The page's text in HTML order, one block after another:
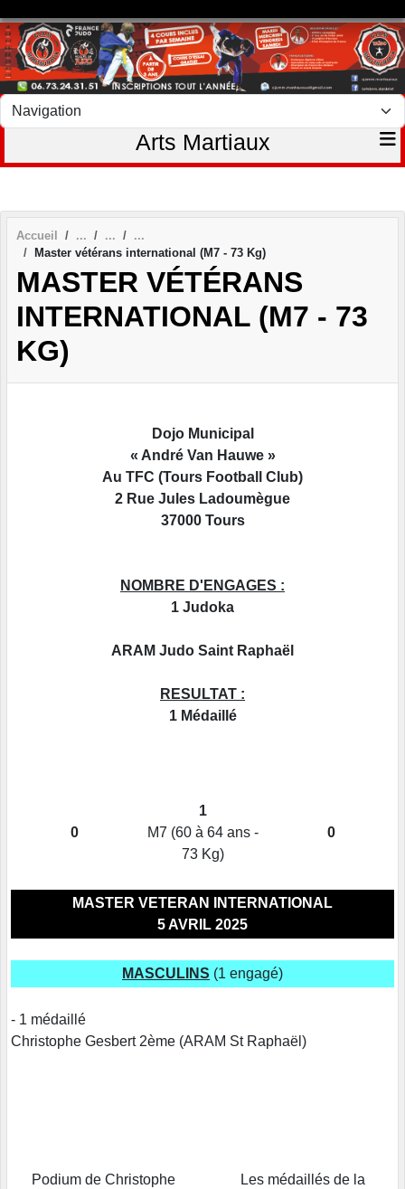
Arts Martiaux
Accueil
Master vétérans international (M7 - 73 Kg)
MASTER VÉTÉRANS
INTERNATIONAL (M7 - 73
KG)
Dojo Municipal
« André Van Hauwe »
Au TFC (Tours Football Club)
2 Rue Jules Ladoumègue
37000 Tours
NOMBRE D'ENGAGES :
1 Judoka
ARAM Judo Saint Raphaël
RESULTAT :
1 Médaillé
0
1
M7 (60 à 64 ans -
73 Kg)
0
MASTER VETERAN INTERNATIONAL
5 AVRIL 2025
MASCULINS (1 engagé)
- 1 médaillé
Christophe Gesbert 2ème (ARAM St Raphaël)
Podium de Christophe
Les médaillés de la